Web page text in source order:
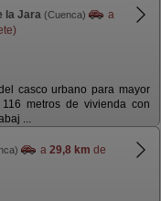
la Jara (Cuenca)
a
casco urbano para mayor
metros de vivienda con
...
a 29,8 km de